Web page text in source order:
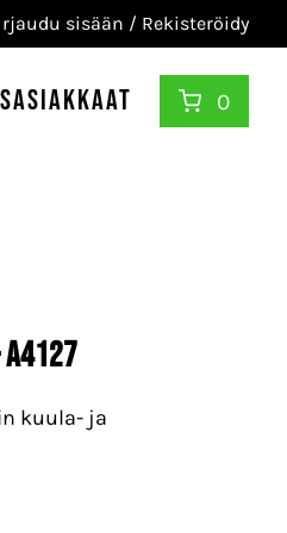
sisään / Rekisteröidy
0
kuula- ja